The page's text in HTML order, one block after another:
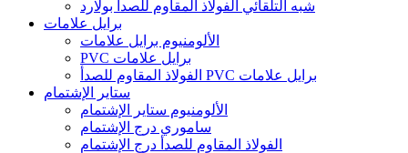
شبه التلقائي الفولاذ المقاوم للصدأ بولارد
برايل علامات
الألومنيوم برايل علامات
PVC برايل علامات
الفولاذ المقاوم للصدأ PVC برايل علامات
ستاير الإشتمام
الألومنيوم ستاير الإشتمام
ساموري درج الإشتمام
الفولاذ المقاوم للصدأ درج الإشتمام